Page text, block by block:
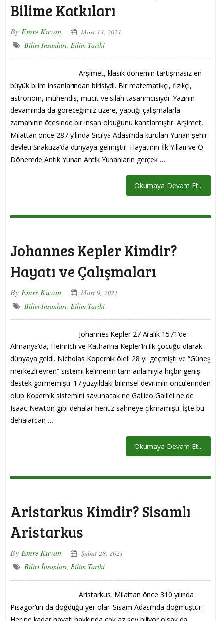
Bilime Katkıları
By Emre Kuvan
Mart 13, 2021
Bilim İnsanları, Bilim Tarihi
Arşimet, klasik dönemin tartışmasız en
büyük bilim insanlarından birisiydi. Bir matematikçi, fizikçi,
astronom, mühendis, mucit ve silah tasarımcısıydı. Yazının
devamında da göreceğimiz üzere, yaptığı çalışmalarla
zamanının ötesinde bir insan olduğunu kanıtlamıştır. Arşimet,
Milattan önce 287 yılında Sicilya Adası’nda kurulan Yunan şehir
devleti Siraküza’da dünyaya gelmiştir. Hayatının İlk Yılları ve O
Dönemde Antik Yunan Antik Yunanların gerçek …
Okumaya Devam Et...
Johannes Kepler Kimdir?
Hayatı ve Çalışmaları
By Emre Kuvan
Mart 9, 2021
Bilim İnsanları, Bilim Tarihi
Johannes Kepler 27 Aralık 1571’de
Almanya’da, Heinrich ve Katharina Kepler’in ilk çocuğu olarak
dünyaya geldi. Nicholas Kopernik öleli 28 yıl geçmişti ve “Güneş
merkezli evren” sistemi kelimenin tam anlamıyla hiçbir geniş
destek görmemişti. 17.yüzyıldaki bilimsel devrimin öncülerinden
olup Kopernik sistemini savunacak ne Galileo Galilei ne de
Isaac Newton gibi dehalar henüz sahneye çıkmamıştı. İşte bu
dehalardan …
Okumaya Devam Et...
Aristarkus Kimdir? Sisamlı
Aristarkus
By Emre Kuvan
Şubat 28, 2021
Bilim İnsanları, Bilim Tarihi
Aristarkus, Milattan önce 310 yılında
Pisagor‘un da doğduğu yer olan Sisam Adası’nda doğmuştur.